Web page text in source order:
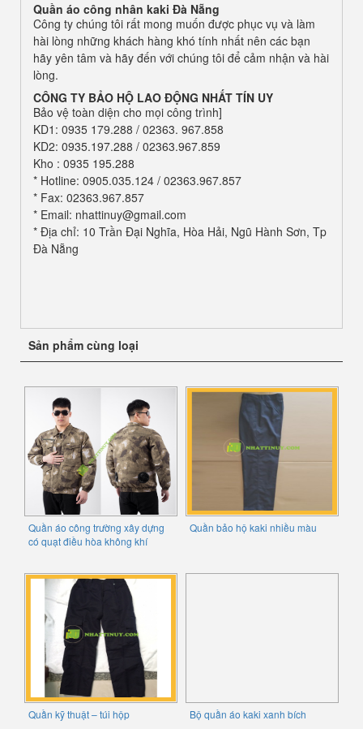
Quần áo công nhân kaki Đà Nẵng
Công ty chúng tôi rất mong muốn được phục vụ và làm
hài lòng những khách hàng khó tính nhất nên các bạn
hãy yên tâm và hãy đến với chúng tôi để cảm nhận và hài
lòng.
CÔNG TY BẢO HỘ LAO ĐỘNG NHẤT TÍN UY
Bảo vệ toàn diện cho mọi công trình]
KD1: 0935 179.288 / 02363. 967.858
KD2: 0935.197.288 / 02363.967.859
Kho : 0935 195.288
* Hotline: 0905.035.124 / 02363.967.857
* Fax: 02363.967.857
* Email: nhattinuy@gmail.com
* Địa chỉ: 10 Trần Đại Nghĩa, Hòa Hải, Ngũ Hành Sơn, Tp
Đà Nẵng
Sản phẩm cùng loại
Quần áo công trường xây dựng
có quạt điều hòa không khí
Quần bảo hộ kaki nhiều màu
Quần kỹ thuật – túi hộp Bộ quần áo kaki xanh bích